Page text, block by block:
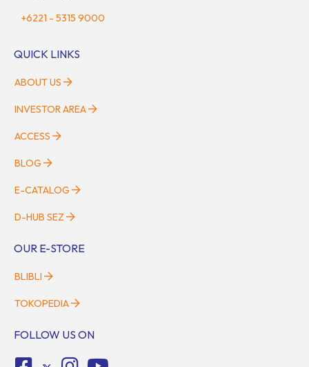
+6221 - 5315 9000
QUICK LINKS
ABOUT US
INVESTOR AREA
ACCESS
BLOG
E-CATALOG
D-HUB SEZ
OUR E-STORE
BLIBLI
TOKOPEDIA
FOLLOW US ON